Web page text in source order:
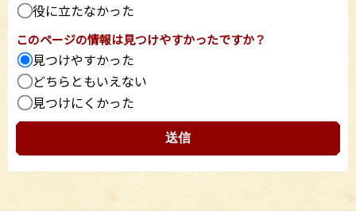
役に立たなかった
このページの情報は見つけやすかったですか？
見つけやすかった
どちらともいえない
見つけにくかった